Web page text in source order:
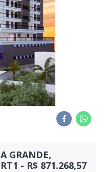
GRANDE,
- R$ 871.268,57